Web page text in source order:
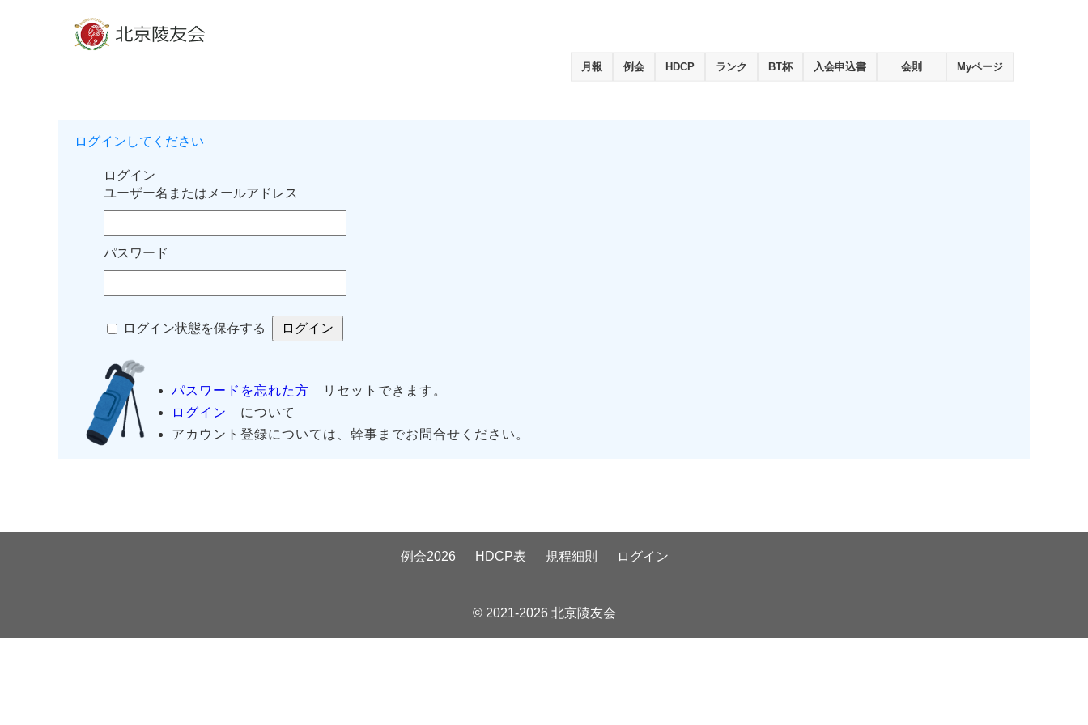
月報 例会 HDCP ランク BT杯 入会申込書 会則 Myページ
ログインしてください
ログイン
ユーザー名またはメールアドレス
パスワード
ログイン状態を保存する
パスワードを忘れた方 リセットできます。
ログイン
について
アカウント登録については、幹事までお問合せください。
例会2026 HDCP表 規程細則 ログイン
© 2021-2026 北京陵友会